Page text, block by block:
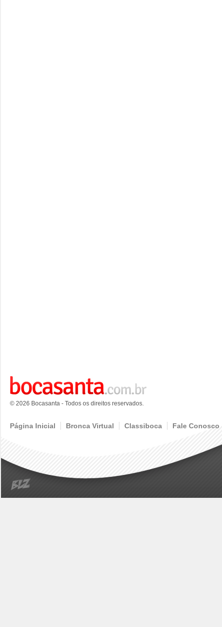
© 2026 Bocasanta - Todos os direitos reservados.
Página Inicial Bronca Virtual Classiboca Fale Conosco